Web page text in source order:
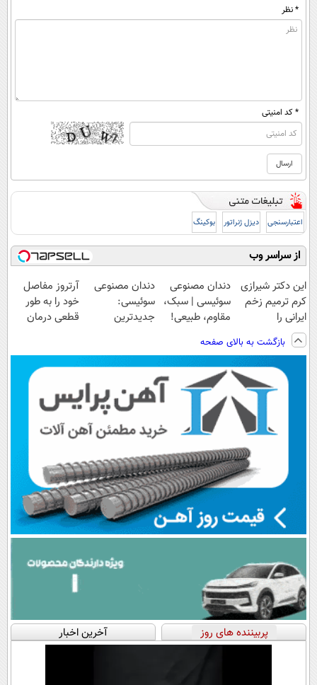
* نظر
* کد امنیتی
اعتبارسنجی دیزل ژنراتور بوکینگ
از سراسر وب
این دکتر شیرازی
کرم ترمیم زخم
ایرانی را
ساخت!!!
دندان مصنوعی
سوئیسی | سبک،
مقاوم، طبیعی!
رایگان+پرداخت
اقساطی😍
دندان مصنوعی
سوئیسی:
جدیدترین
پرداخت قسطی
آرتروز مفاصل
خود را به طور
قطعی درمان
بازگشت به بالای صفحه
پربیننده های روز آخرین اخبار